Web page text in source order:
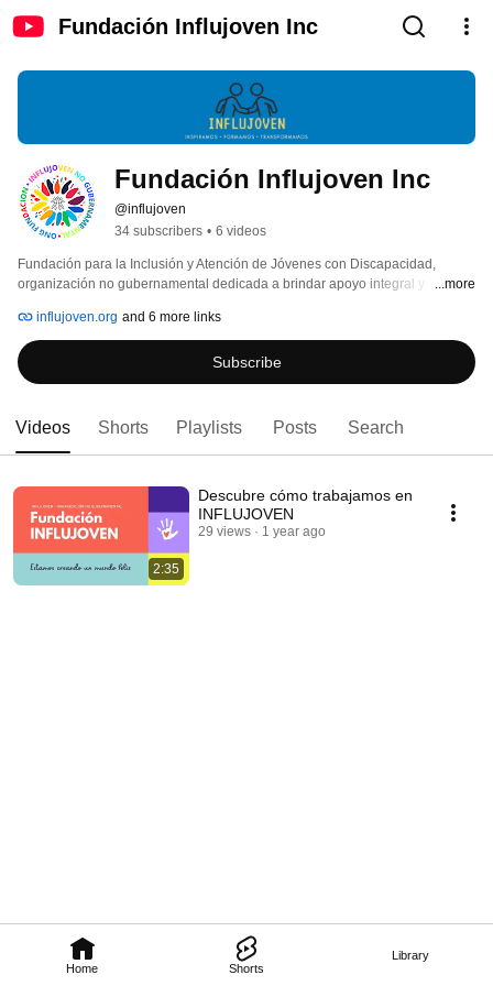
Fundación Influjoven Inc
Home Shorts
Library
Fundación Influjoven Inc
@influjoven
34 subscribers • 6 videos
Fundación para la Inclusión y Atención de Jóvenes con Discapacidad,
organización no gubernamental dedicada a brindar apoyo integral y
Dominicana. Somos un equipo comprometido con la inclusión social, el
bienestar y el progreso de cada uno de nuestros beneficiarios.
...more
influjoven.org and 6 more links
Subscribe
Videos Shorts Playlists Posts Search
2:35
Descubre cómo trabajamos en
INFLUJOVEN
29 views 1 year ago